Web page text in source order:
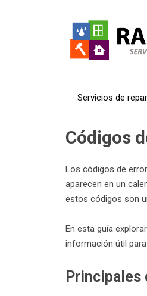
Servicios de
Códigos
Los códigos de
aparecen en un
estos códigos son
En esta guía
información útil
Principales